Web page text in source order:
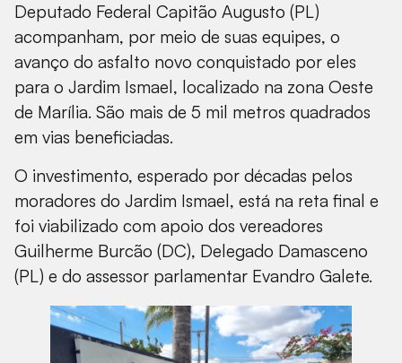
Deputado Federal Capitão Augusto (PL)
acompanham, por meio de suas equipes, o
avanço do asfalto novo conquistado por eles
para o Jardim Ismael, localizado na zona Oeste
de Marília. São mais de 5 mil metros quadrados
em vias beneficiadas.
O investimento, esperado por décadas pelos
moradores do Jardim Ismael, está na reta final e
foi viabilizado com apoio dos vereadores
Guilherme Burcão (DC), Delegado Damasceno
(PL) e do assessor parlamentar Evandro Galete.